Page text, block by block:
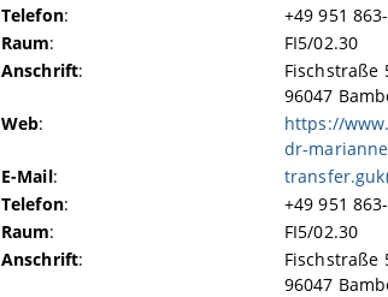
Telefon:
+49 951
Raum:
FI5/02.30
Anschrift:
Fischstraße
96047
Web:
https://
dr-
E-Mail:
Telefon:
+49 951
Raum:
FI5/02.30
Anschrift:
Fischstraße
96047